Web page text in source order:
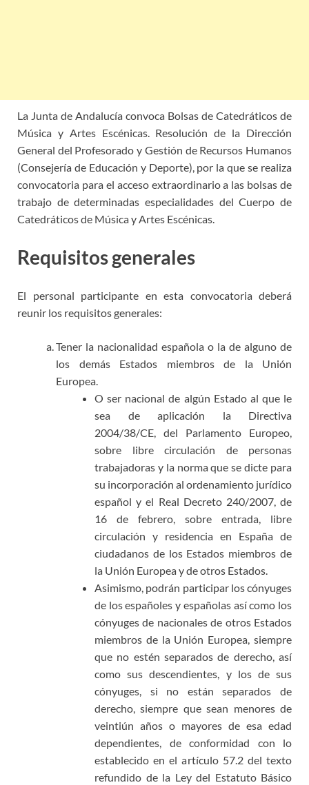
La Junta de Andalucía convoca Bolsas de Catedráticos de
Música y Artes Escénicas. Resolución de la Dirección
General del Profesorado y Gestión de Recursos Humanos
(Consejería de Educación y Deporte), por la que se realiza
convocatoria para el acceso extraordinario a las bolsas de
trabajo de determinadas especialidades del Cuerpo de
Catedráticos de Música y Artes Escénicas.
Requisitos generales
El personal participante en esta convocatoria deberá
reunir los requisitos generales:
Tener la nacionalidad española o la de alguno de
los demás Estados miembros de la Unión
Europea.
O ser nacional de algún Estado al que le
sea de aplicación la Directiva
2004/38/CE, del Parlamento Europeo,
sobre libre circulación de personas
trabajadoras y la norma que se dicte para
su incorporación al ordenamiento jurídico
español y el Real Decreto 240/2007, de
16 de febrero, sobre entrada, libre
circulación y residencia en España de
ciudadanos de los Estados miembros de
la Unión Europea y de otros Estados.
Asimismo, podrán participar los cónyuges
de los españoles y españolas así como los
cónyuges de nacionales de otros Estados
miembros de la Unión Europea, siempre
que no estén separados de derecho, así
como sus descendientes, y los de sus
cónyuges, si no están separados de
derecho, siempre que sean menores de
veintiún años o mayores de esa edad
dependientes, de conformidad con lo
establecido en el artículo 57.2 del texto
refundido de la Ley del Estatuto Básico